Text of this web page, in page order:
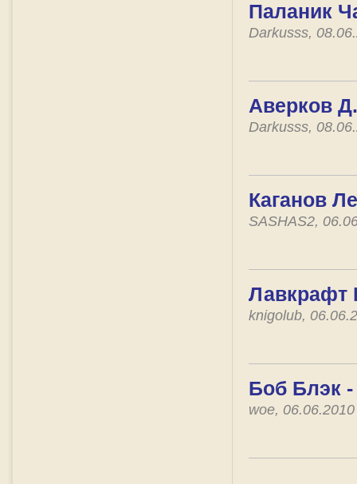
Паланик
Darkusss,
Аверков
Darkusss,
Каганов
SASHAS2,
Лавкрафт
knigolub,
Боб Блэк
woe,